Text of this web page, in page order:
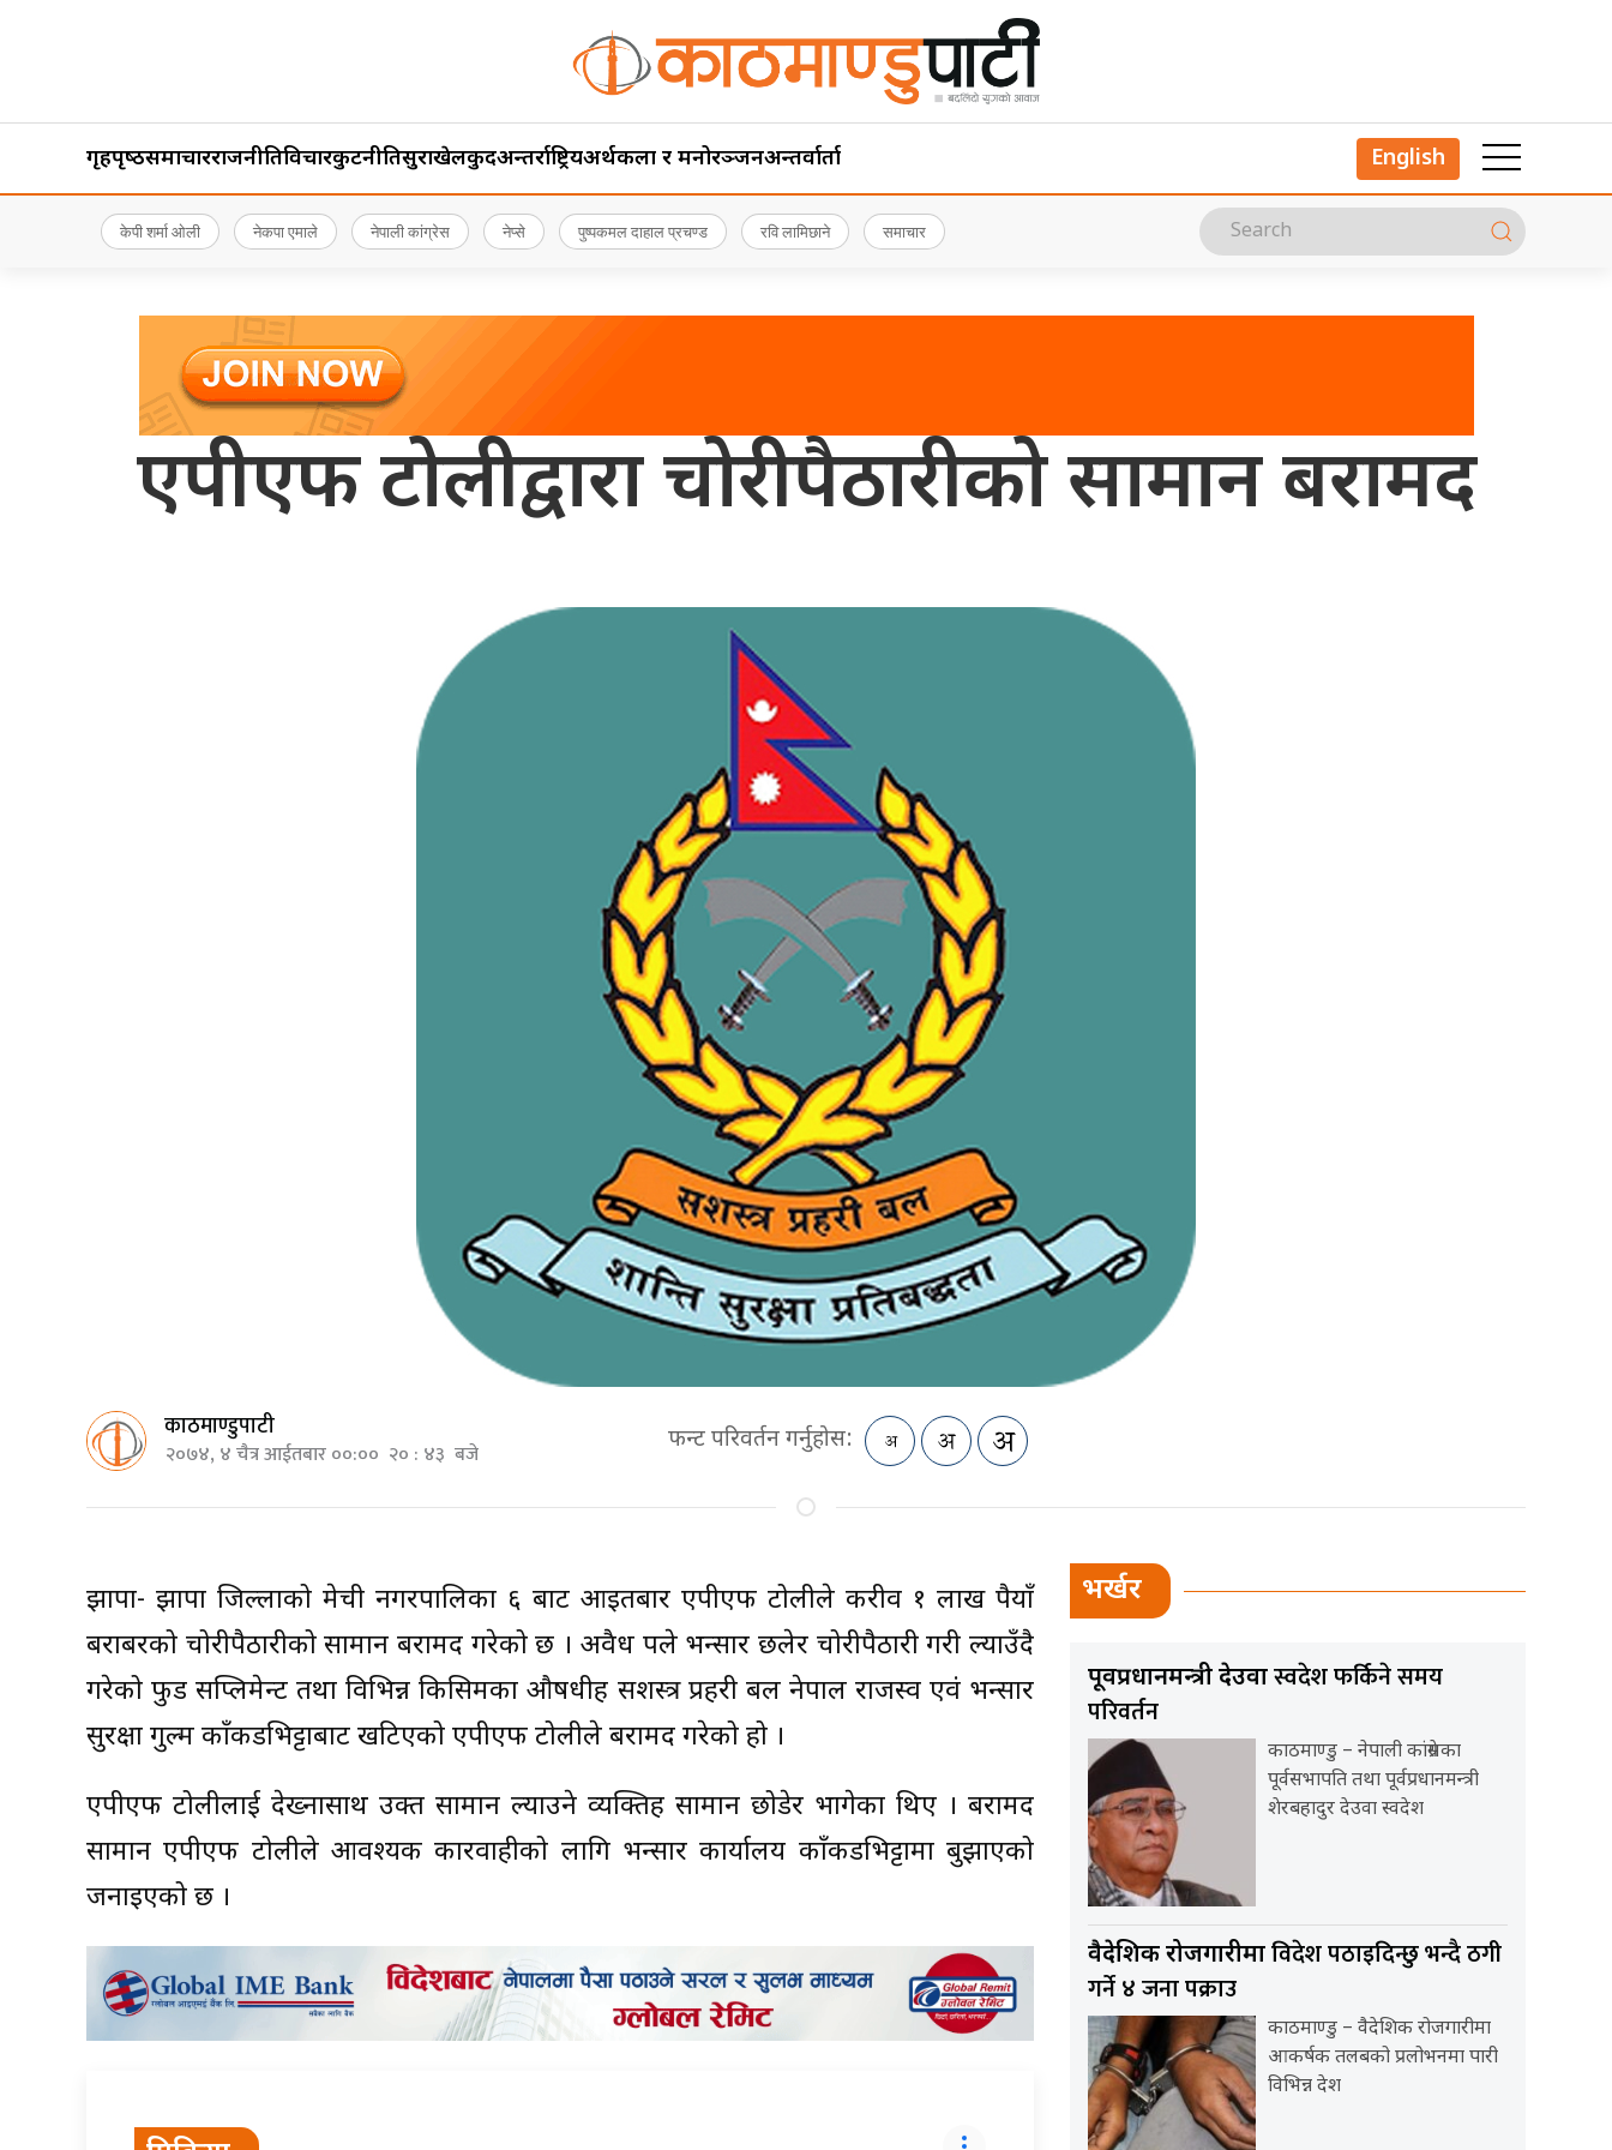
गृहपृष्‍ठसमाचारराजनीतिविचारकुटनीतिसुरक्षाखेलकुदअन्तर्राष्ट्रियअर्थकला र मनोरञ्जनअन्तर्वार्ता English
केपी शर्मा ओली नेकपा एमाले नेपाली कांग्रेस नेप्से पुष्पकमल दाहाल प्रचण्ड रवि लामिछाने समाचार
एपीएफ टोलीद्वारा चोरीपैठारीको सामान बरामद
काठमाण्डुपाटी
२०७४, ४ चैत्र आईतबार ००:०० २० : ४३ बजे फन्ट परिवर्तन गर्नुहोस:
झापा- झापा जिल्लाको मेची नगरपालिका ६ बाट आइतबार एपीएफ टोलीले करीव १ लाख रुपैयाँ
बराबरको चोरीपैठारीको सामान बरामद गरेको छ । अवैध रुपले भन्सार छलेर चोरीपैठारी गरी ल्याउँदै
गरेको फुड सप्लिमेन्ट तथा विभिन्न किसिमका औषधीहरु सशस्त्र प्रहरी बल नेपाल राजस्व एवं भन्सार
सुरक्षा गुल्म काँकडभिट्टाबाट खटिएको एपीएफ टोलीले बरामद गरेको हो ।
एपीएफ टोलीलाई देख्नासाथ उक्त सामान ल्याउने व्यक्तिहरु सामान छोडेर भागेका थिए । बरामद
सामान एपीएफ टोलीले आवश्यक कारवाहीको लागि भन्सार कार्यालय काँकडभिट्टामा बुझाएको
जनाइएको छ ।
भर्खर
पूर्वप्रधानमन्त्री देउवास्वदेश फर्किने समय
परिवर्तन
काठमाण्डु – नेपाली कांग्रेसका
पूर्वसभापति तथा पूर्वप्रधानमन्त्री
शेरबहादुर देउवा स्वदेश
वैदेशिक रोजगारीमाविदेश पठाइदिन्छु भन्दै ठगी
गर्ने ४ जना पक्राउ
काठमाण्डु – वैदेशिक रोजगारीमा
आकर्षक तलबको प्रलोभनमा पारी
विभिन्न देश